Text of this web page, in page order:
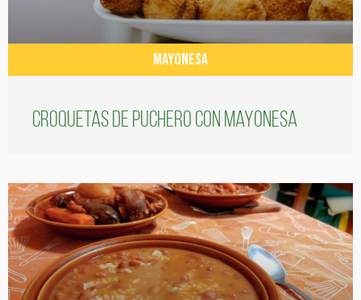
MAYONESA
Croquetas de puchero con Mayonesa